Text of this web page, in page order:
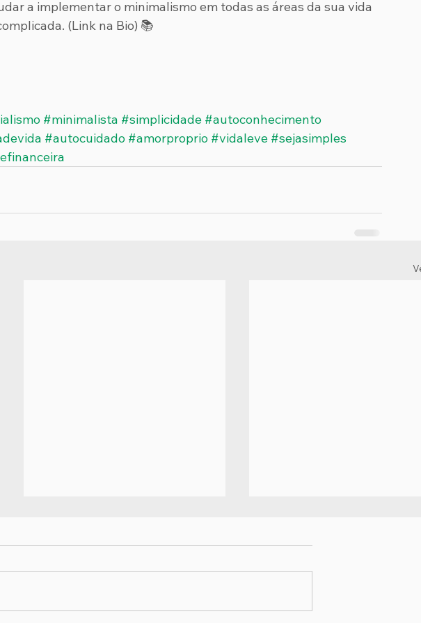
a implementar o minimalismo em todas as áreas da sua vida
(Link na Bio) 📚
#minimalista #simplicidade #autoconhecimento
#autocuidado #amorproprio #vidaleve #sejasimples